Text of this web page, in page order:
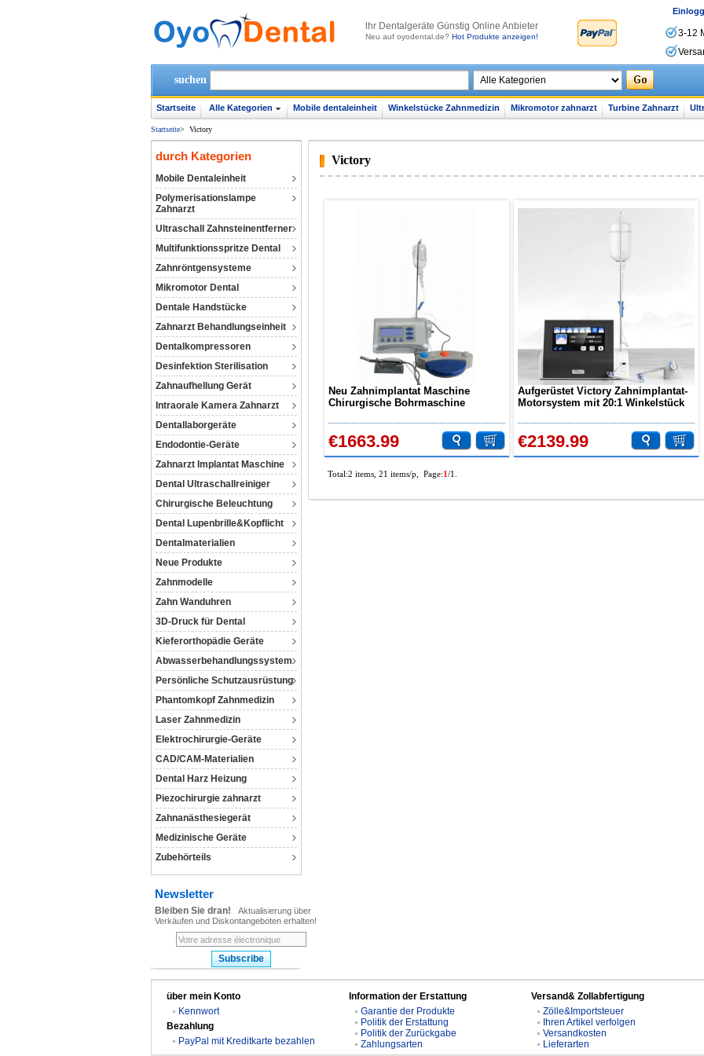
lhr Dentalgeräte Günstig Online Anbieter
Neu auf oyodental.de? Hot Produkte anzeigen!
3-12
suchen
Startseite Alle Kategorien Mobile dentaleinheit Winkelstücke Zahnmedizin Mikromotor zahnarzt Turbine Zahnarzt
Startseite> Victory
durch Kategorien
Mobile Dentaleinheit
Polymerisationslampe
Zahnarzt
Ultraschall Zahnsteinentferner
Multifunktionsspritze Dental
Zahnröntgensysteme
Mikromotor Dental
Dentale Handstücke
Zahnarzt Behandlungseinheit
Dentalkompressoren‎
Desinfektion Sterilisation
Zahnaufhellung Gerät
Intraorale Kamera Zahnarzt
Dentallaborgeräte
Endodontie-Geräte
Zahnarzt Implantat Maschine
Dental Ultraschallreiniger
Chirurgische Beleuchtung
Dental Lupenbrille&Kopflicht
Dentalmaterialien
Neue Produkte
Zahnmodelle
Zahn Wanduhren
3D-Druck für Dental
Kieferorthopädie Geräte
Abwasserbehandlungssystem
Persönliche Schutzausrüstung
Phantomkopf Zahnmedizin
Laser Zahnmedizin
Elektrochirurgie-Geräte
CAD/CAM-Materialien
Dental Harz Heizung
Piezochirurgie zahnarzt
Zahnanästhesiegerät
Medizinische Geräte
Zubehörteils
Newsletter
Bleiben Sie dran!
Aktualisierung über
Verkäufen und Diskontangeboten erhalten!
Victory
Neu Zahnimplantat Maschine
Chirurgische Bohrmaschine
Motor V-DIM-I
€1663.99
Aufgerüstet Victory Zahnimplantat-
Motorsystem mit 20:1 Winkelstück
€2139.99
Total:2 items, 21 items/p, Page:1/1.
über mein Konto
Kennwort
Bezahlung
PayPal mit Kreditkarte bezahlen
Information der Erstattung
Garantie der Produkte
Politik der Erstattung
Politik der Zurückgabe
Zahlungsarten
Versand& Zollabfertigung
Zölle&Importsteuer
Ihren Artikel verfolgen
Versandkosten
Lieferarten